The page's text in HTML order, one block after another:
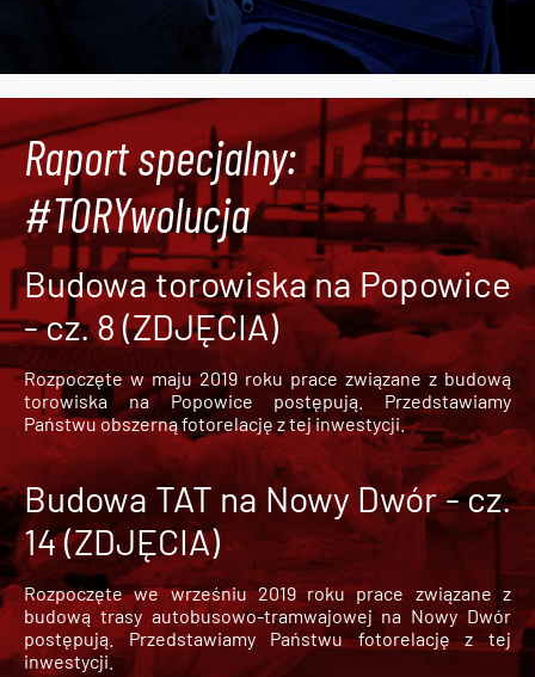
Raport specjalny:
#TORYwolucja
Budowa torowiska na Popowice
- cz. 8 (ZDJĘCIA)
Rozpoczęte w maju 2019 roku prace związane z budową
torowiska na Popowice
postępują. Przedstawiamy
Państwu obszerną fotorelację z tej inwestycji.
Budowa TAT na Nowy Dwór - cz.
14 (ZDJĘCIA)
Rozpoczęte we wrześniu 2019 roku prace związane z
budową trasy autobusowo-tramwajowej na Nowy Dwór
postępują. Przedstawiamy Państwu fotorelację z tej
inwestycji.